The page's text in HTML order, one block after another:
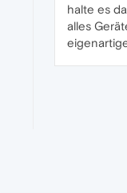
halte es
alles